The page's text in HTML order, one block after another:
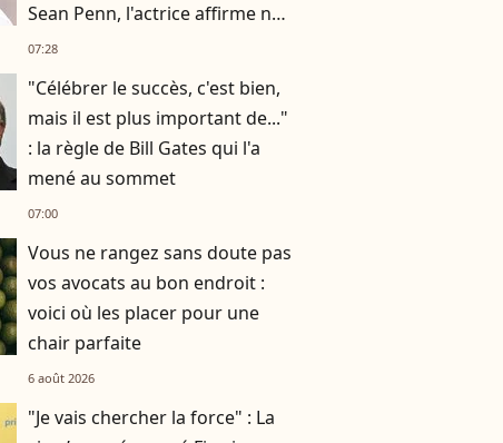
Sean Penn, l'actrice affirme ne
plus vouloir "vivre avec
07:28
"Célébrer le succès, c'est bien,
mais il est plus important de..."
: la règle de Bill Gates qui l'a
mené au sommet
07:00
Vous ne rangez sans doute pas
vos avocats au bon endroit :
voici où les placer pour une
chair parfaite
6 août 2026
"Je vais chercher la force" : La